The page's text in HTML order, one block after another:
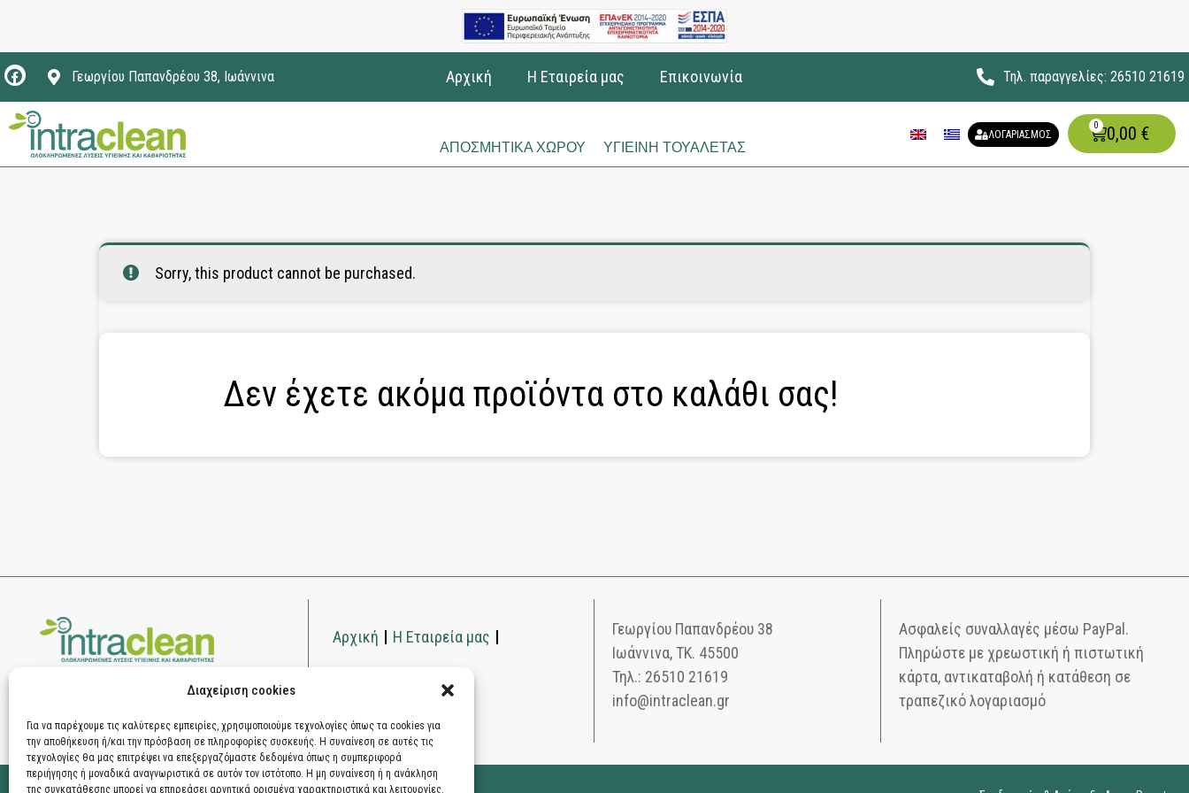
Διαχείριση cookies
Για να παρέχουμε τις καλύτερες εμπειρίες, χρησιμοποιούμε τεχνολογίες όπως τα cookies για
την αποθήκευση ή/και την πρόσβαση σε πληροφορίες συσκευής. Η συναίνεση σε αυτές τις
τεχνολογίες θα μας επιτρέψει να επεξεργαζόμαστε δεδομένα όπως η συμπεριφορά
περιήγησης ή μοναδικά αναγνωριστικά σε αυτόν τον ιστότοπο. Η μη συναίνεση ή η ανάκληση
της συγκατάθεσης μπορεί να επηρεάσει αρνητικά ορισμένα χαρακτηριστικά και λειτουργίες.
Γεωργίου Παπανδρέου 38, Ιωάννινα Αρχική Η Εταιρεία μας Επικοινωνία Τηλ. παραγγελίες: 26510 21619
ΑΠΟΣΜΗΤΙΚΑ ΧΩΡΟΥ ΥΓΙΕΙΝΗ ΤΟΥΑΛΕΤΑΣ
ΛΟΓΑΡΙΑΣΜΟΣ 0,00€
0
Sorry, this product cannot be purchased.
Δεν έχετε ακόμα προϊόντα στο καλάθι σας!
Πολιτική απορρήτου
Αρχική Η Εταιρεία μας
Γεωργίου Παπανδρέου 38
Ιωάννινα, ΤΚ. 45500
Τηλ.: 26510 21619
info@intraclean.gr
Ασφαλείς συναλλαγές μέσω PayPal.
Πληρώστε με χρεωστική ή πιστωτική
κάρτα, αντικαταβολή ή κατάθεση σε
τραπεζικό λογαριασμό